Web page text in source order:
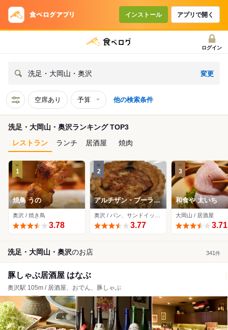
インストール アプリで開く
ログイン
洗足・大岡山・奥沢 変更
空席あり 予算 他の検索条件
洗足・大岡山・奥沢ランキング TOP3
レストラン
ランチ 居酒屋 焼肉
1
焼鳥 うの
奥沢 / 焼き鳥
3.78
2
アルチザン・ブーラン
ジェ・クピド
3.77
3
和食や 太いち
大岡山 / 居酒屋
3.71
洗足・大岡山・奥沢のお店 341 件
豚しゃぶ居酒屋 はなぶ
奥沢駅 105m / 居酒屋、おでん、豚しゃぶ